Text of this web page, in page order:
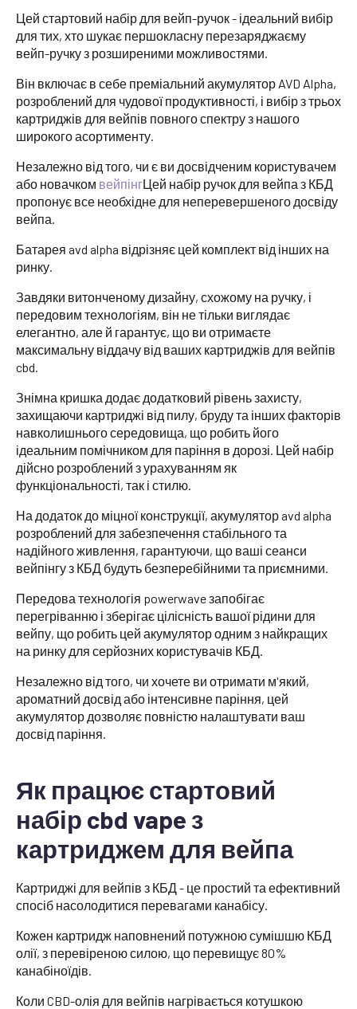
Цей стартовий набір для вейп-ручок - ідеальний вибір
для тих, хто шукає першокласну перезаряджаєму
вейп-ручку з розширеними можливостями.
Він включає в себе преміальний акумулятор AVD Alpha,
розроблений для чудової продуктивності, і вибір з трьох
картриджів для вейпів повного спектру з нашого
широкого асортименту.
Незалежно від того, чи є ви досвідченим користувачем
або новачком вейпінгЦей набір ручок для вейпа з КБД
пропонує все необхідне для неперевершеного досвіду
вейпа.
Батарея avd alpha відрізняє цей комплект від інших на
ринку.
Завдяки витонченому дизайну, схожому на ручку, і
передовим технологіям, він не тільки виглядає
елегантно, але й гарантує, що ви отримаєте
максимальну віддачу від ваших картриджів для вейпів
cbd.
Знімна кришка додає додатковий рівень захисту,
захищаючи картриджі від пилу, бруду та інших факторів
навколишнього середовища, що робить його
ідеальним помічником для паріння в дорозі. Цей набір
дійсно розроблений з урахуванням як
функціональності, так і стилю.
На додаток до міцної конструкції, акумулятор avd alpha
розроблений для забезпечення стабільного та
надійного живлення, гарантуючи, що ваші сеанси
вейпінгу з КБД будуть безперебійними та приємними.
Передова технологія powerwave запобігає
перегріванню і зберігає цілісність вашої рідини для
вейпу, що робить цей акумулятор одним з найкращих
на ринку для серйозних користувачів КБД.
Незалежно від того, чи хочете ви отримати м'який,
ароматний досвід або інтенсивне паріння, цей
акумулятор дозволяє повністю налаштувати ваш
досвід паріння.
Як працює стартовий
набір cbd vape з
картриджем для вейпа
Картриджі для вейпів з КБД - це простий та ефективний
спосіб насолодитися перевагами канабісу.
Кожен картридж наповнений потужною сумішшю КБД
олії, з перевіреною силою, що перевищує 80%
канабіноїдів.
Коли CBD-олія для вейпів нагрівається котушкою